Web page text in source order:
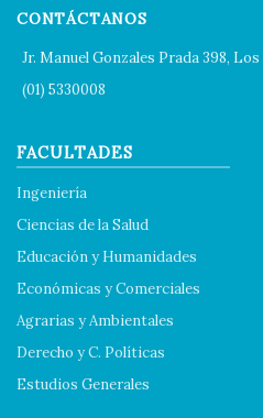
CONTÁCTANOS
Jr. Manuel Gonzales Prada 398,
(01) 5330008
FACULTADES
Ingeniería
Ciencias de la Salud
Educación y Humanidades
Económicas y Comerciales
Agrarias y Ambientales
Derecho y C. Políticas
Estudios Generales